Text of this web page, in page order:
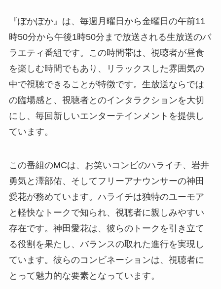
『ぽかぽか』は、毎週月曜日から金曜日の午前11
時50分から午後1時50分まで放送される生放送のバ
ラエティ番組です。この時間帯は、視聴者が昼食
を楽しむ時間でもあり、リラックスした雰囲気の
中で視聴できることが特徴です。生放送ならでは
の臨場感と、視聴者とのインタラクションを大切
にし、毎回新しいエンターテインメントを提供し
ています。
この番組のMCは、お笑いコンビのハライチ、岩井
勇気と澤部佑、そしてフリーアナウンサーの神田
愛花が務めています。ハライチは独特のユーモア
と軽快なトークで知られ、視聴者に親しみやすい
存在です。神田愛花は、彼らのトークを引き立て
る役割を果たし、バランスの取れた進行を実現し
ています。彼らのコンビネーションは、視聴者に
とって魅力的な要素となっています。